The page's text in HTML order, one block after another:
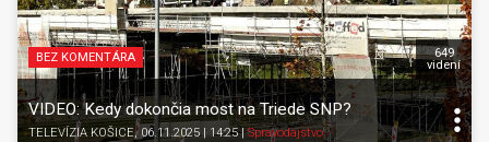
BEZ KOMENTÁRA
VIDEO: Kedy dokončia most na Triede SNP?
TELEVÍZIA KOŠICE, 06.11.2025 | 14:25| Spravodajstvo
649
videní